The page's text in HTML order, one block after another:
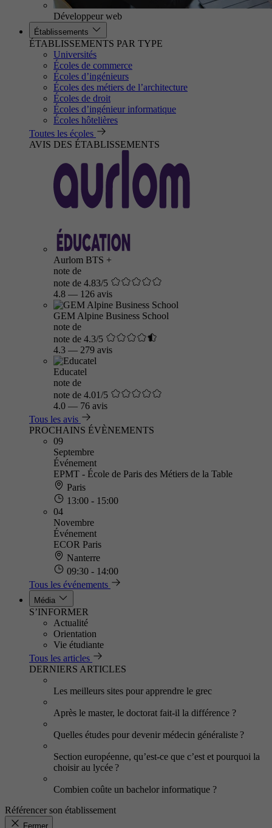
Développeur web
Établissements
ÉTABLISSEMENTS PAR TYPE
Universités
Écoles de commerce
Écoles d’ingénieurs
Écoles des métiers de l’architecture
Écoles de droit
Écoles d’ingénieur informatique
Écoles hôtelières
Toutes les écoles
AVIS DES ÉTABLISSEMENTS
Aurlom BTS +
note de
note de 4.83/5
4.8 — 126 avis
GEM Alpine Business School
note de
note de 4.3/5
4.3 — 279 avis
Educatel
note de
note de 4.01/5
4.0 — 76 avis
Tous les avis
PROCHAINS ÉVÈNEMENTS
09
Septembre
Événement
EPMT - École de Paris des Métiers de la Table
Paris
13:00 - 15:00
04
Novembre
Événement
ECOR Paris
Nanterre
09:30 - 14:00
Tous les événements
Média
S’INFORMER
Actualité
Orientation
Vie étudiante
Tous les articles
DERNIERS ARTICLES
Les meilleurs sites pour apprendre le grec
Après le master, le doctorat fait-il la différence ?
Quelles études pour devenir médecin généraliste ?
Section européenne, qu’est-ce que c’est et pourquoi la
choisir au lycée ?
Combien coûte un bachelor informatique ?
Référencer son établissement
Fermer